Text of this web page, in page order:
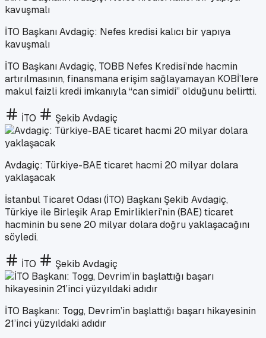
İTO Başkanı Avdagiç: Nefes kredisi kalıcı bir yapıya
kavuşmalı
İTO Başkanı Avdagiç, TOBB Nefes Kredisi’nde hacmin
artırılmasının, finansmana erişim sağlayamayan KOBİ’lere
makul faizli kredi imkanıyla “can simidi” olduğunu belirtti.
İTO Şekib Avdagiç
Avdagiç: Türkiye-BAE ticaret hacmi 20 milyar dolara
yaklaşacak
İstanbul Ticaret Odası (İTO) Başkanı Şekib Avdagiç,
Türkiye ile Birleşik Arap Emirlikleri'nin (BAE) ticaret
hacminin bu sene 20 milyar dolara doğru yaklaşacağını
söyledi.
İTO Şekib Avdagiç
İTO Başkanı: Togg, Devrim’in başlattığı başarı hikayesinin
21’inci yüzyıldaki adıdır